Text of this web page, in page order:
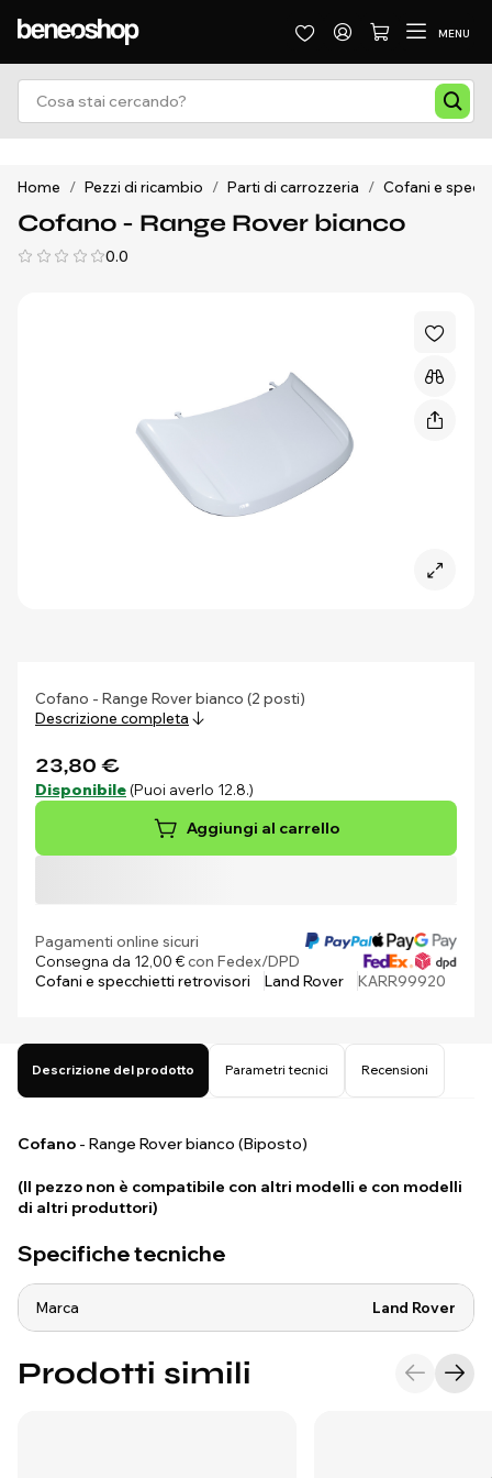
MENU
Home / Pezzi di ricambio / Parti di carrozzeria / Cofani e
Cofano - Range Rover bianco
0.0
Cofano - Range Rover bianco (2 posti)
Descrizione completa
23,80 €
Disponibile (Puoi averlo 12.8.)
Aggiungi al carrello
Pagamenti online sicuri
Consegna da 12,00 €con Fedex/DPD
Cofani e specchietti retrovisori
Land Rover KARR99920
Descrizione del prodotto Parametri tecnici Recensioni
Cofano - Range Rover bianco (Biposto)
(Il pezzo non è compatibile con altri modelli e con modelli
di altri produttori)
Specifiche tecniche
Marca Land Rover
Prodotti simili